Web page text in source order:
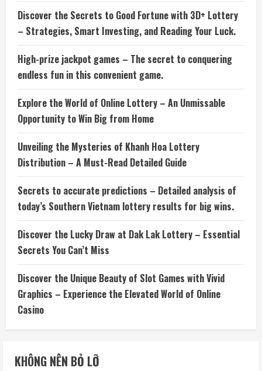
Discover the Secrets to Good Fortune with 3D+ Lottery
– Strategies, Smart Investing, and Reading Your Luck.
High-prize jackpot games – The secret to conquering
endless fun in this convenient game.
Explore the World of Online Lottery – An Unmissable
Opportunity to Win Big from Home
Unveiling the Mysteries of Khanh Hoa Lottery
Distribution – A Must-Read Detailed Guide
Secrets to accurate predictions – Detailed analysis of
today’s Southern Vietnam lottery results for big wins.
Discover the Lucky Draw at Dak Lak Lottery – Essential
Secrets You Can’t Miss
Discover the Unique Beauty of Slot Games with Vivid
Graphics – Experience the Elevated World of Online
Casino
KHÔNG NÊN BỎ LỠ